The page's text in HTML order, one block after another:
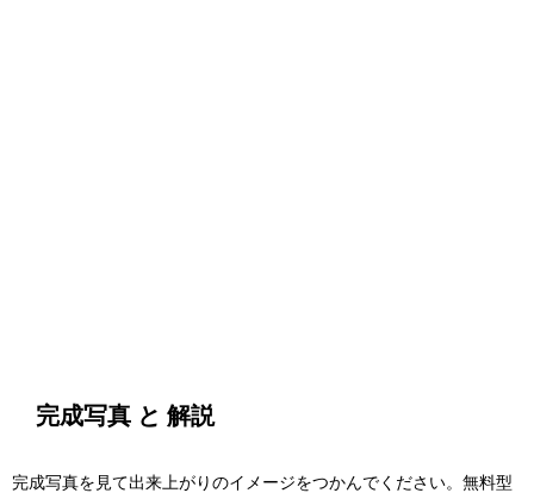
完成写真 と 解説
完成写真を見て出来上がりのイメージをつかんでください。無料型